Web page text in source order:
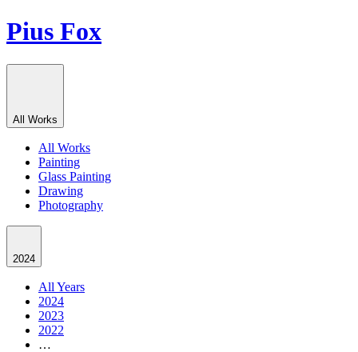
Pius Fox
All Works
All Works
Painting
Glass Painting
Drawing
Photography
2024
All Years
2024
2023
2022
…